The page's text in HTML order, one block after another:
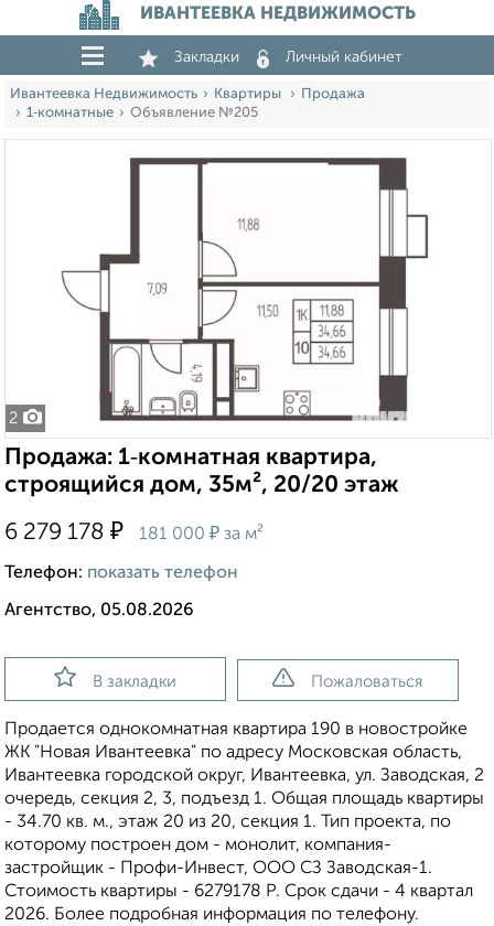
ИВАНТЕЕВКА НЕДВИЖИМОСТЬ
Закладки Личный кабинет
Ивантеевка Недвижимость Квартиры
Продажа
1‑комнатные
Объявление №205
2
Продажа: 1‑комнатная квартира,
строящийся дом, 35м², 20/20 этаж
6 279 178 ₽ 181 000 ₽ за м²
Телефон: показать телефон
Агентство, 05.08.2026
В закладки Пожаловаться
Продается однокомнатная квартира 190 в новостройке
ЖК "Новая Ивантеевка" по адресу Московская область,
Ивантеевка городской округ, Ивантеевка, ул. Заводская, 2
очередь, секция 2, 3, подъезд 1. Общая площадь квартиры
- 34.70 кв. м., этаж 20 из 20, секция 1. Тип проекта, по
которому построен дом - монолит, компания-
застройщик - Профи-Инвест, ООО СЗ Заводская-1.
Стоимость квартиры - 6279178 Р. Срок сдачи - 4 квартал
2026. Более подробная информация по телефону.